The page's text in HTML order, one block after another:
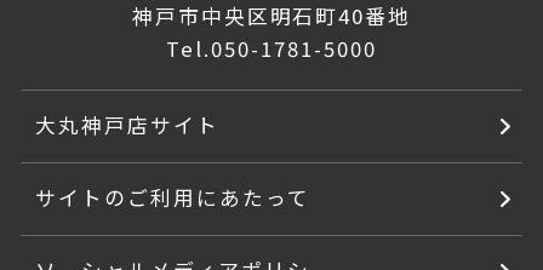
神戸市中央区明石町40番地
Tel.050-1781-5000
大丸神戸店サイト
サイトのご利用にあたって